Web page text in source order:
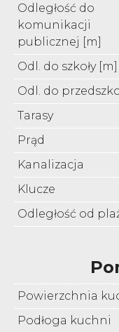
Odległość do
komunikacji
publicznej [m]
Odl. do szkoły [m]
Odl. do
Tarasy
Prąd
Kanalizacja
Klucze
Odległość od
Powierzchnia
Podłoga kuchni